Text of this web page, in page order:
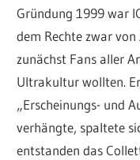
Gründung 1999 war
dem Rechte zwar
zunächst Fans aller
Ultrakultur wollten.
„Erscheinungs- und
verhängte, spaltete
entstanden das